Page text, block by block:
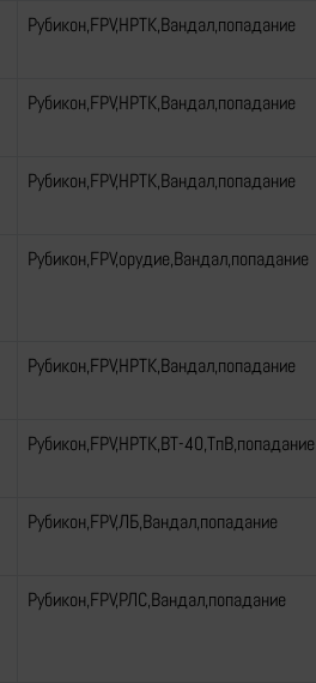
Рубикон,FPV,НРТК,Вандал,попадание
Рубикон,FPV,НРТК,Вандал,попадание
Рубикон,FPV,НРТК,Вандал,попадание
Рубикон,FPV,орудие,Вандал,попадание
Рубикон,FPV,НРТК,Вандал,попадание
Рубикон,FPV,НРТК,ВТ-40,ТпВ,попадание
Рубикон,FPV,ЛБ,Вандал,попадание
Рубикон,FPV,РЛС,Вандал,попадание